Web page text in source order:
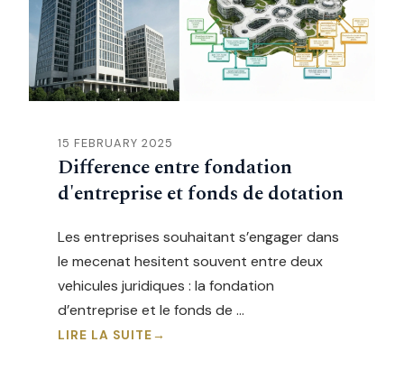
15 FEBRUARY 2025
Difference entre fondation
d'entreprise et fonds de dotation
Les entreprises souhaitant s’engager dans
le mecenat hesitent souvent entre deux
vehicules juridiques : la fondation
d’entreprise et le fonds de …
LIRE LA SUITE